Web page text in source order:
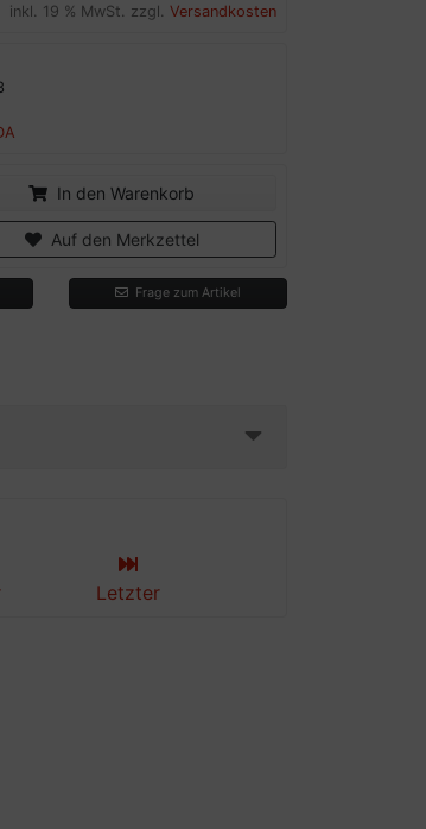
inkl. 19 % MwSt. zzgl. Versandkosten
In den Warenkorb
Auf den Merkzettel
Frage zum Artikel
Letzter